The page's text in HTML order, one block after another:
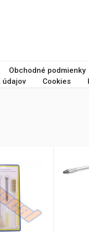
Obchodné podmienky
údajov
Cookies